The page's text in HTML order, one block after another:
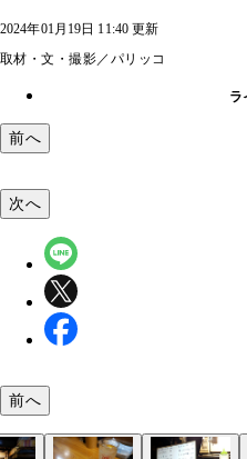
2024年01月19日 11:40 更新
取材・文・撮影／パリッコ
ラ
前へ
次へ
前へ